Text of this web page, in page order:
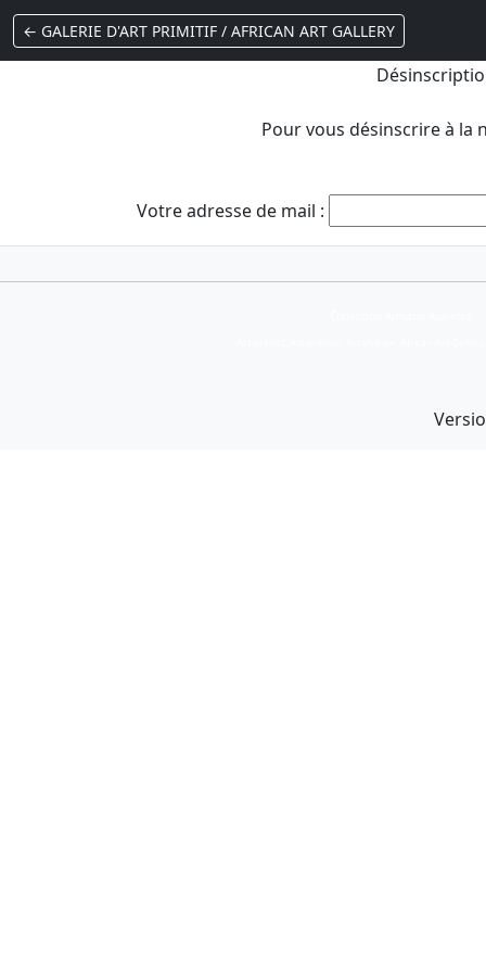
← GALERIE D'ART PRIMITIF / AFRICAN ART GALLERY
Pour vous désinscrire à la
Votre adresse de mail :